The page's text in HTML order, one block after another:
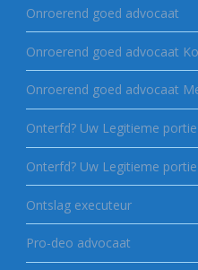
Onroerend goed advocaat
Onroerend goed advocaat
Onroerend goed advocaat
Onterfd? Uw Legitieme
Onterfd? Uw Legitieme
Ontslag executeur
Pro-deo advocaat